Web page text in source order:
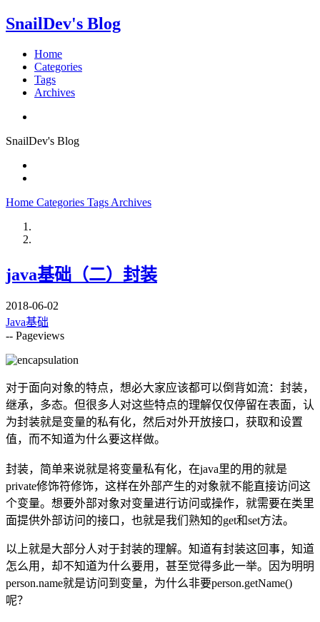
SnailDev's Blog
Home
Categories
Tags
Archives
SnailDev's Blog
Home Categories Tags Archives
java基础（二）封装
2018-06-02
Java基础
-- Pageviews
对于面向对象的特点，想必大家应该都可以倒背如流：封装，
继承，多态。但很多人对这些特点的理解仅仅停留在表面，认
为封装就是变量的私有化，然后对外开放接口，获取和设置
值，而不知道为什么要这样做。
封装，简单来说就是将变量私有化，在java里的用的就是
private修饰符修饰，这样在外部产生的对象就不能直接访问这
个变量。想要外部对象对变量进行访问或操作，就需要在类里
面提供外部访问的接口，也就是我们熟知的get和set方法。
以上就是大部分人对于封装的理解。知道有封装这回事，知道
怎么用，却不知道为什么要用，甚至觉得多此一举。因为明明
person.name就是访问到变量，为什么非要person.getName()
呢？